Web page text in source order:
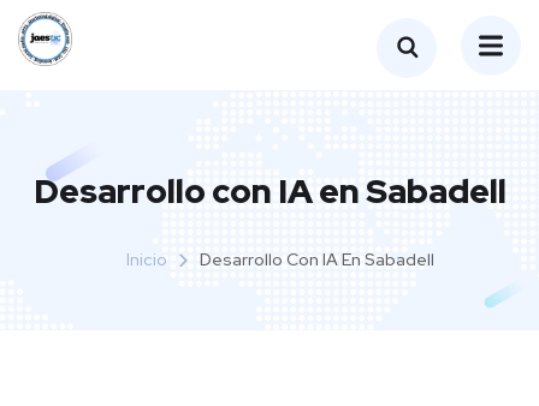
Desarrollo con IA en Sabadell
Inicio Desarrollo Con IA En Sabadell